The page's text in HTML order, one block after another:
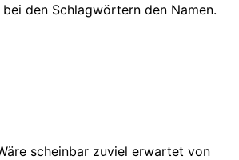
den Schlagwörtern den Namen.
scheinbar zuviel erwartet von